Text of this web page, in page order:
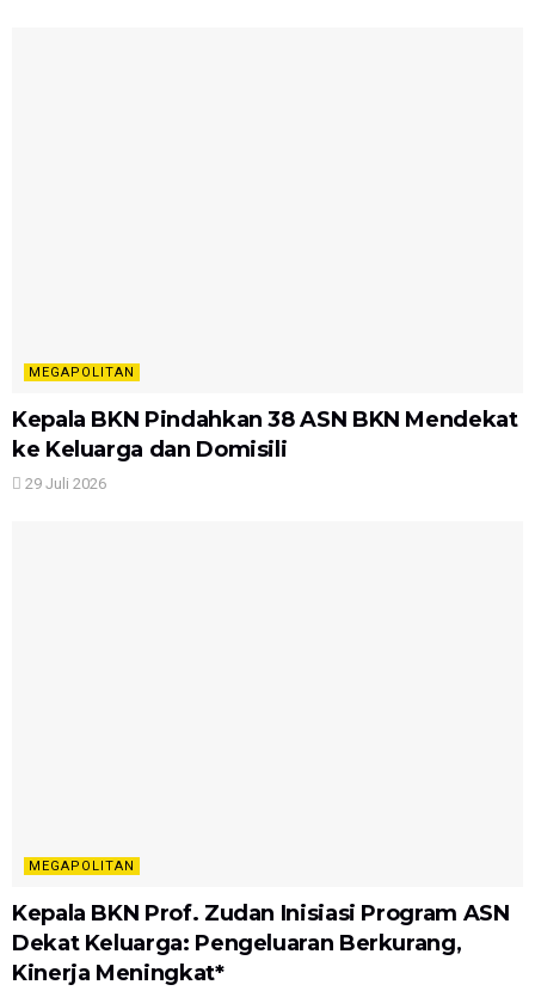
MEGAPOLITAN
Kepala BKN Pindahkan 38 ASN BKN Mendekat
ke Keluarga dan Domisili
29 Juli 2026
MEGAPOLITAN
Kepala BKN Prof. Zudan Inisiasi Program ASN
Dekat Keluarga: Pengeluaran Berkurang,
Kinerja Meningkat*